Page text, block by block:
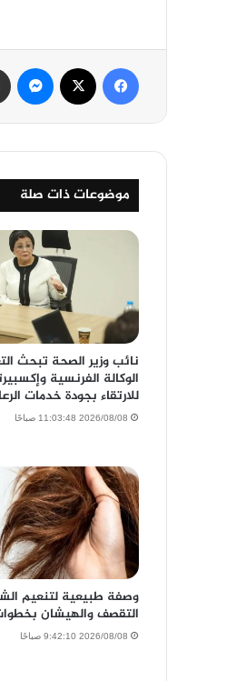
فيسبوك
موضوعات ذات صلة
نائب وزير الصحة تبحث
الوكالة الفرنسية
للارتقاء بجودة خدمات
2026/08/08 11:03:48 صباحًا
وصفة طبيعية لتنعيم
التقصف والهيشان
2026/08/08 9:42:10 صباحًا